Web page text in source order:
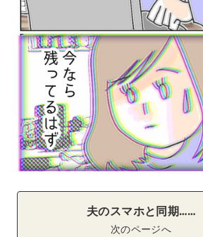
夫のスマホと同期……
次のページへ